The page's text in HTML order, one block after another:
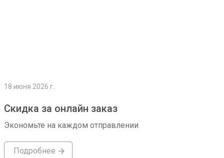
18 июня 2026 г.
Скидка за онлайн заказ
Экономьте на каждом отправлении
Подробнее